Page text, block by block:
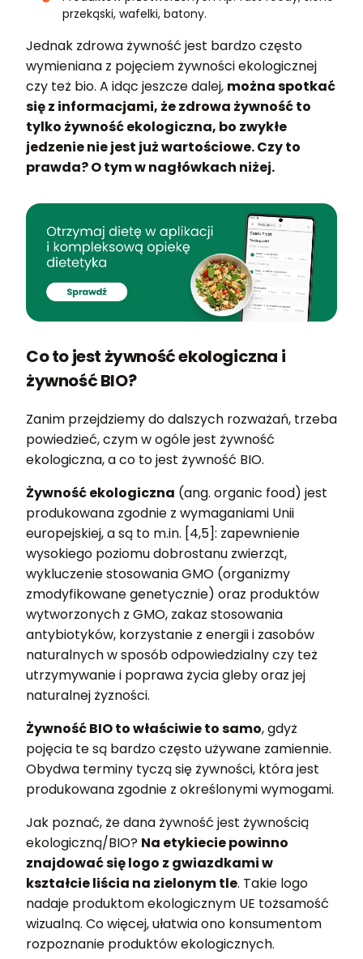
przekąski, wafelki, batony.
Jednak zdrowa żywność jest bardzo często
wymieniana z pojęciem żywności ekologicznej
czy też bio. A idąc jeszcze dalej, można spotkać
się z informacjami, że zdrowa żywność to
tylko żywność ekologiczna, bo zwykłe
jedzenie nie jest już wartościowe. Czy to
prawda? O tym w nagłówkach niżej.
Co to jest żywność ekologiczna i
żywność BIO?
Zanim przejdziemy do dalszych rozważań, trzeba
powiedzieć, czym w ogóle jest żywność
ekologiczna, a co to jest żywność BIO.
Żywność ekologiczna (ang. organic food) jest
produkowana zgodnie z wymaganiami Unii
europejskiej, a są to m.in. [4,5]: zapewnienie
wysokiego poziomu dobrostanu zwierząt,
wykluczenie stosowania GMO (organizmy
zmodyfikowane genetycznie) oraz produktów
wytworzonych z GMO, zakaz stosowania
antybiotyków, korzystanie z energii i zasobów
naturalnych w sposób odpowiedzialny czy też
utrzymywanie i poprawa życia gleby oraz jej
naturalnej żyzności.
Żywność BIO to właściwie to samo, gdyż
pojęcia te są bardzo często używane zamiennie.
Obydwa terminy tyczą się żywności, która jest
produkowana zgodnie z określonymi wymogami.
Jak poznać, że dana żywność jest żywnością
ekologiczną/BIO? Na etykiecie powinno
znajdować się logo z gwiazdkami w
kształcie liścia na zielonym tle. Takie logo
nadaje produktom ekologicznym UE tożsamość
wizualną. Co więcej, ułatwia ono konsumentom
rozpoznanie produktów ekologicznych.